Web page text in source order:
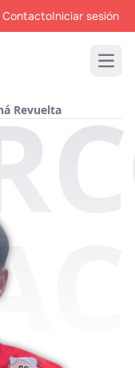
ContactoIniciar sesión
Revuelta